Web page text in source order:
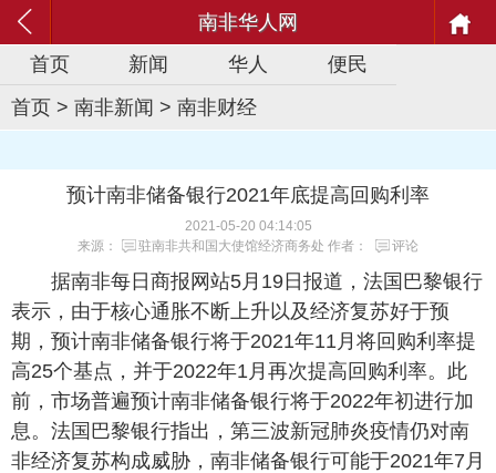
南非华人网
首页
新闻 华人
便民
首页 > 南非新闻 > 南非财经
预计南非储备银行2021年底提高回购利率
2021-05-20 04:14:05
来源：
驻南非共和国大使馆经济商务处 作者： 评论
据南非每日商报网站5月19日报道，法国巴黎银行
表示，由于核心通胀不断上升以及经济复苏好于预
期，预计南非储备银行将于2021年11月将回购利率提
高25个基点，并于2022年1月再次提高回购利率。此
前，市场普遍预计南非储备银行将于2022年初进行加
息。法国巴黎银行指出，第三波新冠肺炎疫情仍对南
非经济复苏构成威胁，南非储备银行可能于2021年7月